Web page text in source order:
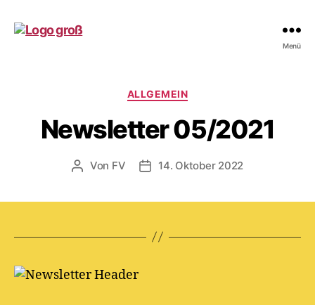
Menü
Kategorien
ALLGEMEIN
Newsletter 05/2021
Beitragsautor
Von FV Beitragsdatum
14. Oktober 2022